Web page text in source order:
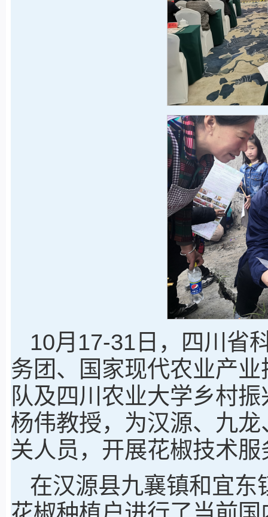
10月17-31日，四川省
务团、国家现代农业产
队及四川农业大学乡村
杨伟教授，为汉源、九
关人员，开展花椒技术服
在汉源县九襄镇和宜东